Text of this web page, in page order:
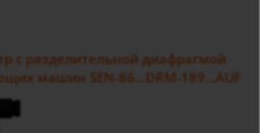
с разделительной диафрагмой
машин SEN-86...DRM-189...AUF